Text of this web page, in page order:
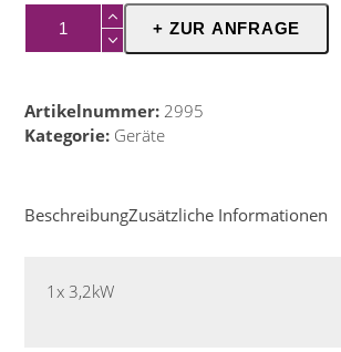
Menge
+ ZUR ANFRAGE
Artikelnummer: 2995
Kategorie: Geräte
BeschreibungZusätzliche Informationen
1x 3,2kW